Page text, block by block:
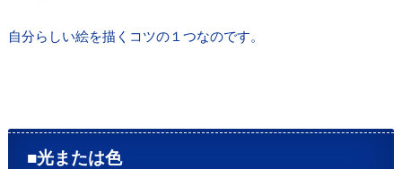
自分らしい絵を描くコツの１つなのです。
■光または色